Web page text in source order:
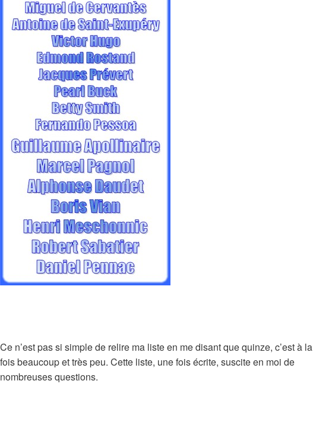
Ce n’est pas si simple de relire ma liste en me disant que quinze, c’est à la
fois beaucoup et très peu. Cette liste, une fois écrite, suscite en moi de
nombreuses questions.